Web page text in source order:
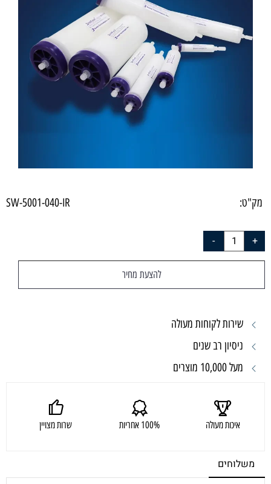
מק"ט: SW-5001-040-IR
להצעת מחיר
שירות לקוחות מעולה
ניסיון רב שנים
מעל 10,000 מוצרים
איכות מעולה 100% אחריות שרות מצויין
משלוחים